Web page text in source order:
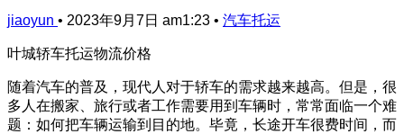
jiaoyun • 2023年9月7日 am1:23 • 汽车托运
叶城轿车托运物流价格
随着汽车的普及，现代人对于轿车的需求越来越高。但是，很
多人在搬家、旅行或者工作需要用到车辆时，常常面临一个难
题：如何把车辆运输到目的地。毕竟，长途开车很费时间，而